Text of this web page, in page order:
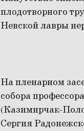
плодотворного
Невской лавры
На пленарном
собора
(Казимирчак-
Сергия